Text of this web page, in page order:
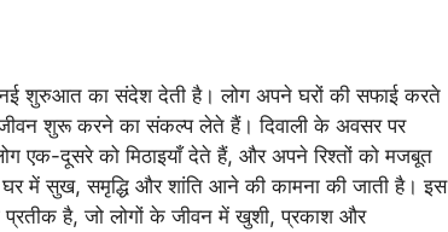
नई शुरुआत का संदेश देती है। लोग अपने घरों की सफाई करते
जीवन शुरू करने का संकल्प लेते हैं। दिवाली के अवसर पर
एक-दूसरे को मिठाइयाँ देते हैं, और अपने रिश्तों को मजबूत
में सुख, समृद्धि और शांति आने की कामना की जाती है। इस
प्रतीक है, जो लोगों के जीवन में खुशी, प्रकाश और